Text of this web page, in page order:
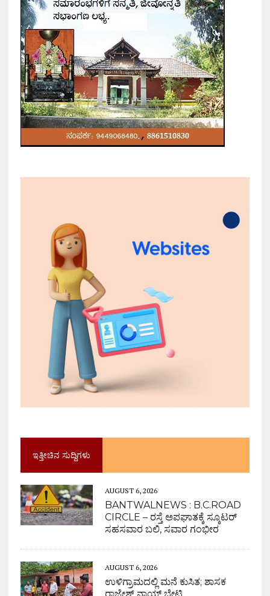
ಇತ್ತೀಚಿನ ಸುದ್ದಿಗಳು
AUGUST 6, 2026
BANTWALNEWS : B.C.ROAD
CIRCLE – ರಸ್ತೆ ಅಪಘಾತಕ್ಕೆ ಸ್ಕೂಟರ್
ಸಹಸವಾರ ಬಲಿ, ಸವಾರ ಗಂಭೀರ
AUGUST 6, 2026
ಉಳಿಗ್ರಾಮದಲ್ಲಿ ಮನೆ ಕುಸಿತ; ಶಾಸಕ
ರಾಜೇಶ್ ನಾಯ್ಕ್ ಭೇಟಿ